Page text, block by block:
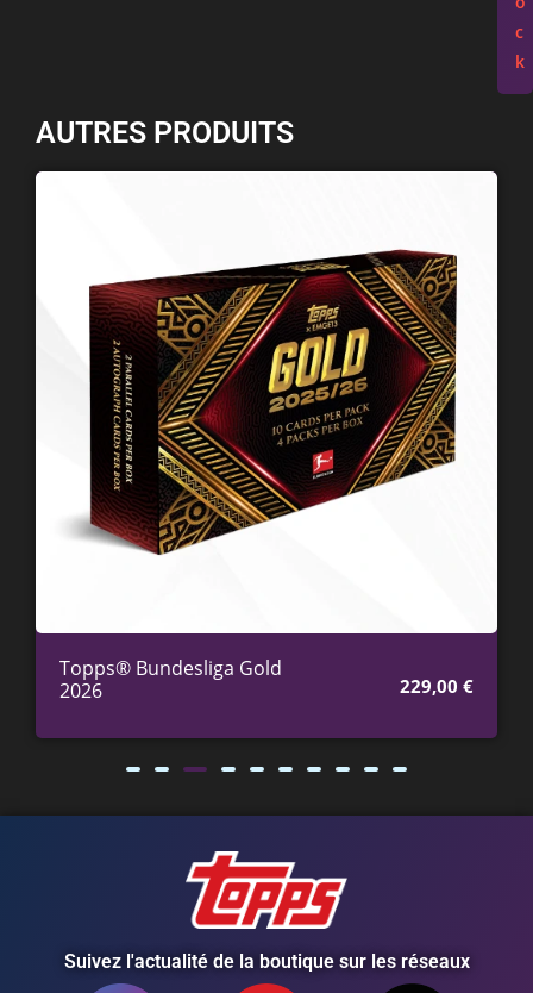
c
k
AUTRES PRODUITS
Topps® Bundesliga Gold
2026
229,00 €
Suivez l'actualité de la boutique sur les réseaux